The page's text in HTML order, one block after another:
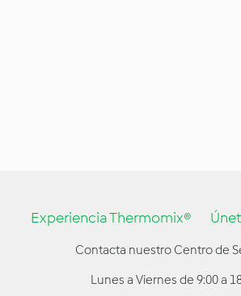
Experiencia Thermomix®
Contacta nuestro Centro de
Lunes a Viernes de 9:00 a